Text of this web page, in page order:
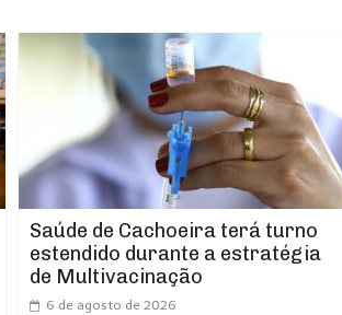
Saúde de Cachoeira terá turno
estendido durante a estratégia
de Multivacinação
6 de agosto de 2026